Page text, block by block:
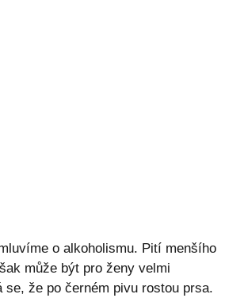
o alkoholismu. Pití menšího
může být pro ženy velmi
se, že po černém pivu rostou prsa.